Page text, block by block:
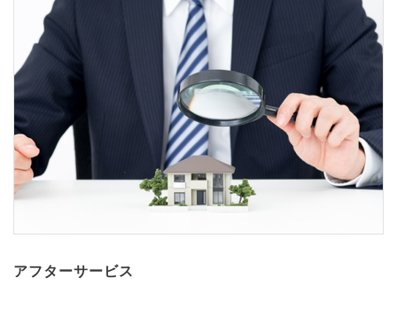
アフターサービス